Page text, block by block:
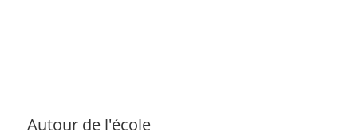
Autour de l'école